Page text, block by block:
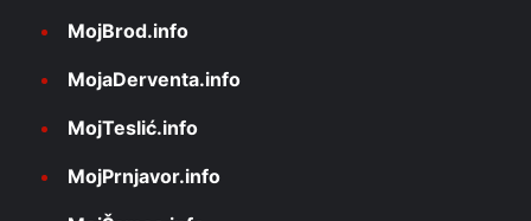
MojBrod.info
MojaDerventa.info
MojTeslić.info
MojPrnjavor.info